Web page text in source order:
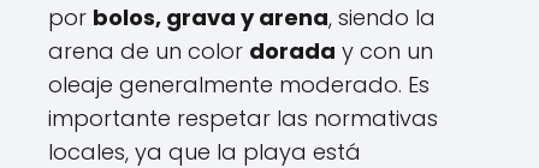
por bolos, grava y arena, siendo la
arena de un color dorada y con un
oleaje generalmente moderado. Es
importante respetar las normativas
locales, ya que la playa está